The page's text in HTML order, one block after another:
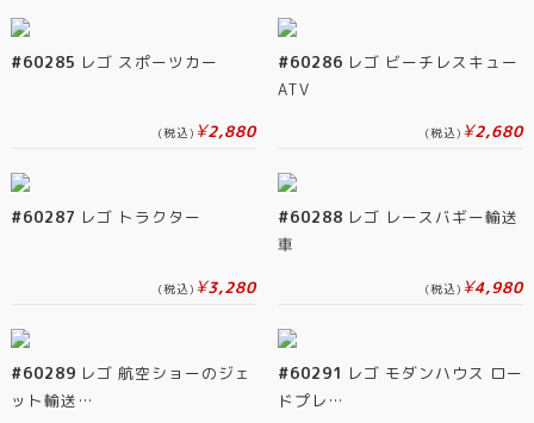
#60285 レゴ スポーツカー
(税込) ¥2,880
#60286 レゴ ビーチレスキュー
ATV
(税込) ¥2,680
#60287 レゴ トラクター
(税込) ¥3,280
#60288 レゴ レースバギー輸送
車
(税込) ¥4,980
#60289 レゴ 航空ショーのジェ
ット輸送…
#60291 レゴ モダンハウス ロー
ドプレ…